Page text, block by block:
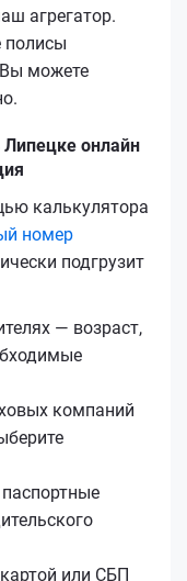
агрегатор.
полисы
Вы можете
онлайн
калькулятора
номер
подгрузит
— возраст,
компаний
или СБП